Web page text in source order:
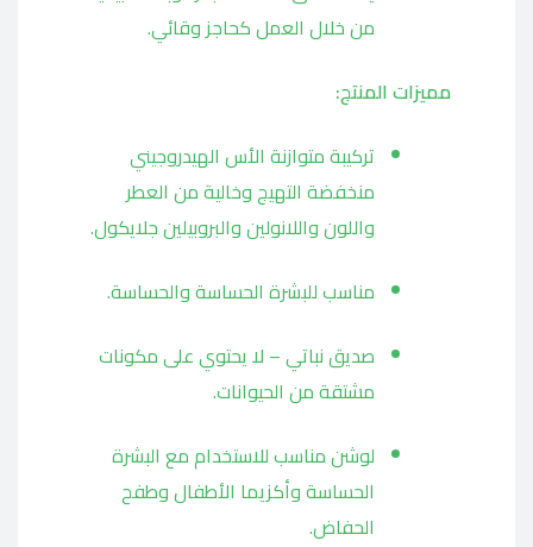
من خلال العمل كحاجز وقائي.
مميزات المنتج:
تركيبة متوازنة الأس الهيدروجيني
منخفضة التهيج وخالية من العطر
واللون واللانولين والبروبيلين جلايكول.
مناسب للبشرة الحساسة والحساسة.
صديق نباتي – لا يحتوي على مكونات
مشتقة من الحيوانات.
لوشن مناسب للاستخدام مع البشرة
الحساسة وأكزيما الأطفال وطفح
الحفاض.